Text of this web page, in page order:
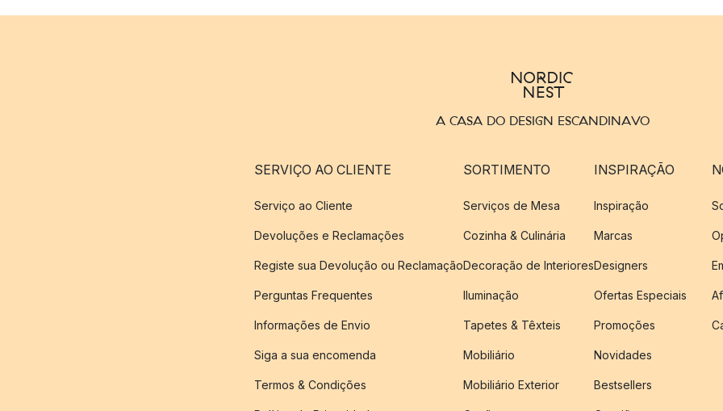
A CASA DO DESIGN ESCANDINAVO
SERVIÇO AO CLIENTE
Serviço ao Cliente
Devoluções e Reclamações
Registe sua Devolução ou Reclamação
Perguntas Frequentes
Informações de Envio
Siga a sua encomenda
Termos & Condições
SORTIMENTO
Serviços de Mesa
Cozinha & Culinária
Decoração de Interiores
Iluminação
Tapetes & Têxteis
Mobiliário
Mobiliário Exterior
INSPIRAÇÃO
Inspiração
Marcas
Designers
Ofertas Especiais
Promoções
Novidades
Bestsellers